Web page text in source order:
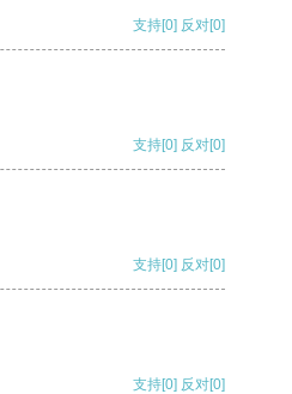
支持[0] 反对[0]
支持[0] 反对[0]
支持[0] 反对[0]
支持[0] 反对[0]